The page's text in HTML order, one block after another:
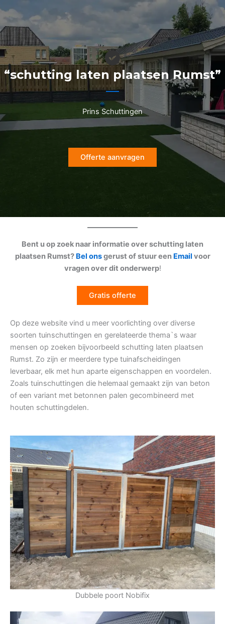
naar
de
inhoud
“schutting laten plaatsen Rumst”
Prins Schuttingen
Offerte aanvragen
Bent u op zoek naar informatie over schutting laten
plaatsen Rumst? Bel onsgerust of stuur een Email voor
vragen over dit onderwerp!
Gratis offerte
Op deze website vind u meer voorlichting over diverse
soorten tuinschuttingen en gerelateerde thema`s waar
mensen op zoeken bijvoorbeeld schutting laten plaatsen
Rumst. Zo zijn er meerdere type tuinafscheidingen
leverbaar, elk met hun aparte eigenschappen en voordelen.
Zoals tuinschuttingen die helemaal gemaakt zijn van beton
of een variant met betonnen palen gecombineerd met
houten schuttingdelen.
Dubbele poort Nobifix